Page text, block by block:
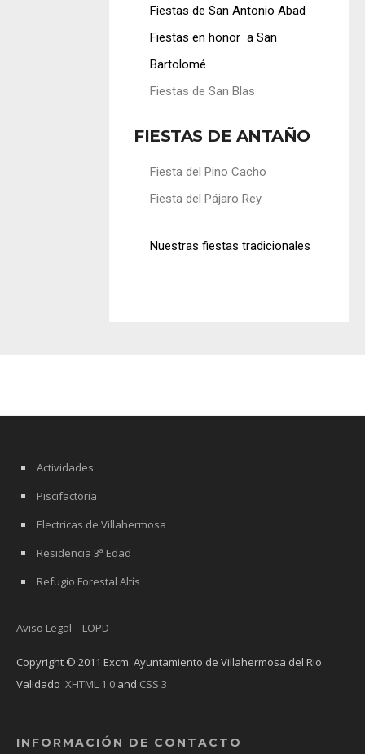
Fiestas de San Antonio Abad
Fiestas en honor a San
Bartolomé
Fiestas de San Blas
FIESTAS DE ANTAÑO
Fiesta del Pino Cacho
Fiesta del Pájaro Rey
Nuestras fiestas tradicionales
Actividades
Piscifactoría
Electricas de Villahermosa
Residencia 3ª Edad
Refugio Forestal Altís
Aviso Legal – LOPD
Copyright © 2011 Excm. Ayuntamiento de Villahermosa del Rio
Validado XHTML 1.0 and CSS 3
INFORMACIÓN DE CONTACTO